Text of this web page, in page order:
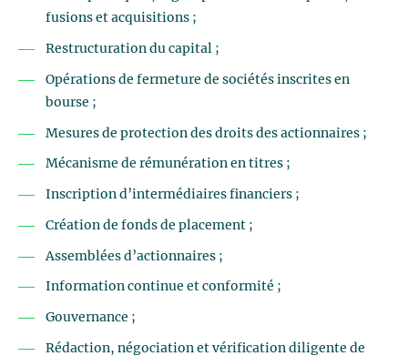
fusions et acquisitions ;
Restructuration du capital ;
Opérations de fermeture de sociétés inscrites en
bourse ;
Mesures de protection des droits des actionnaires ;
Mécanisme de rémunération en titres ;
Inscription d’intermédiaires financiers ;
Création de fonds de placement ;
Assemblées d’actionnaires ;
Information continue et conformité ;
Gouvernance ;
Rédaction, négociation et vérification diligente de